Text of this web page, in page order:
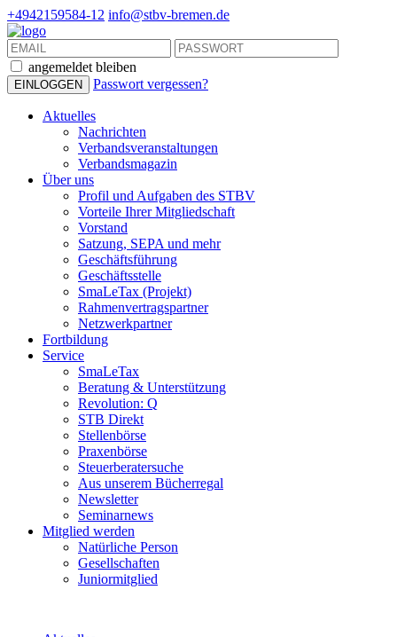
+4942159584-12 info@stbv-bremen.de
angemeldet bleiben
Passwort vergessen?
Aktuelles
Nachrichten
Verbandsveranstaltungen
Verbandsmagazin
Über uns
Profil und Aufgaben des STBV
Vorteile Ihrer Mitgliedschaft
Vorstand
Satzung, SEPA und mehr
Geschäftsführung
Geschäftsstelle
SmaLeTax (Projekt)
Rahmenvertragspartner
Netzwerkpartner
Fortbildung
Service
SmaLeTax
Beratung & Unterstützung
Revolution: Q
STB Direkt
Stellenbörse
Praxenbörse
Steuerberatersuche
Aus unserem Bücherregal
Newsletter
Seminarnews
Mitglied werden
Natürliche Person
Gesellschaften
Juniormitglied